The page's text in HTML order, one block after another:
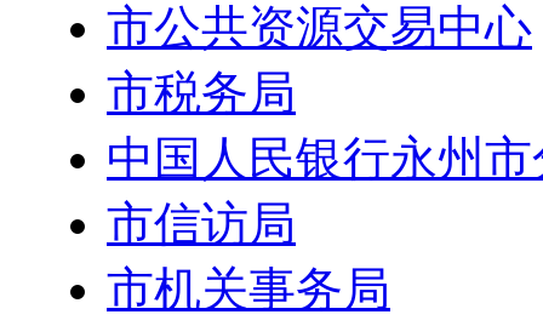
市公共资源交易中心
市税务局
中国人民银行永州
市信访局
市机关事务局